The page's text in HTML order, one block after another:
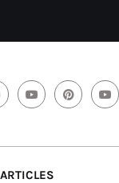
ARTICLES